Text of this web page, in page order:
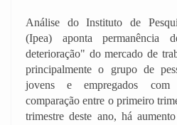
Análise do Instituto de
(Ipea) aponta permanência
deterioração" do mercado de
principalmente o grupo de
jovens e empregados com
comparação entre o primeiro
trimestre deste ano, há